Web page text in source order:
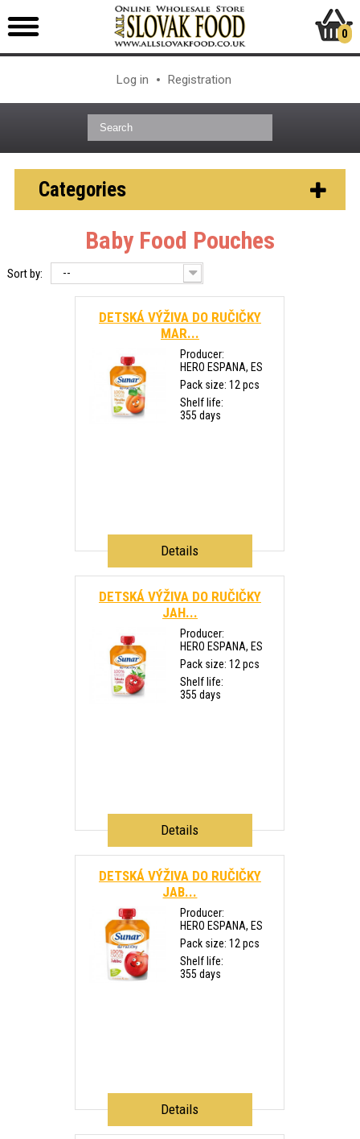
Log in Registration
0
Categories
Baby Food Pouches
Sort by: --
DETSKÁ VÝŽIVA DO RUČIČKY
MAR...
Producer:
HERO ESPANA, ES
Pack size: 12 pcs
Shelf life:
355 days
Details
DETSKÁ VÝŽIVA DO RUČIČKY
JAH...
Producer:
HERO ESPANA, ES
Pack size: 12 pcs
Shelf life:
355 days
Details
DETSKÁ VÝŽIVA DO RUČIČKY
JAB...
Producer:
HERO ESPANA, ES
Pack size: 12 pcs
Shelf life:
355 days
Details